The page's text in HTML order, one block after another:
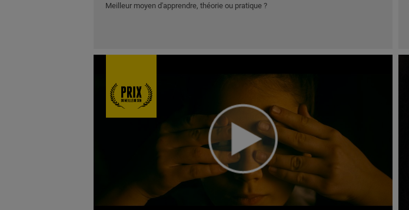
Meilleur moyen d'apprendre, théorie ou pratique ?